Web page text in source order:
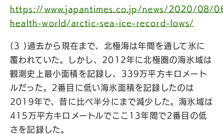
https://www.japantimes.co.jp/news/2020/08/
health-world/arctic-sea-ice-record-lows/
(3 )過去から現在まで、北極海は年間を通して氷に
覆われていた。しかし、2012年に北極圏の海氷域は
観測史上最小面積を記録し、339万平方キロメート
ルだった。2番目に低い海氷面積を記録したのは
2019年で、昔に比べ半分にまで減少した。海氷域は
415万平方キロメートルでここ13年間で2番目の低
さを記録した。